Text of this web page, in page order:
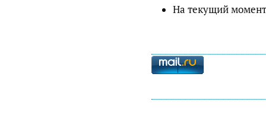
На текущий